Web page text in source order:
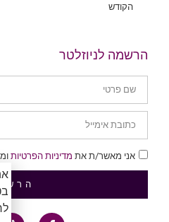
הקודש
הרשמה לניוזלטר
אני מאשר/ת את מדיניות הפרטיות